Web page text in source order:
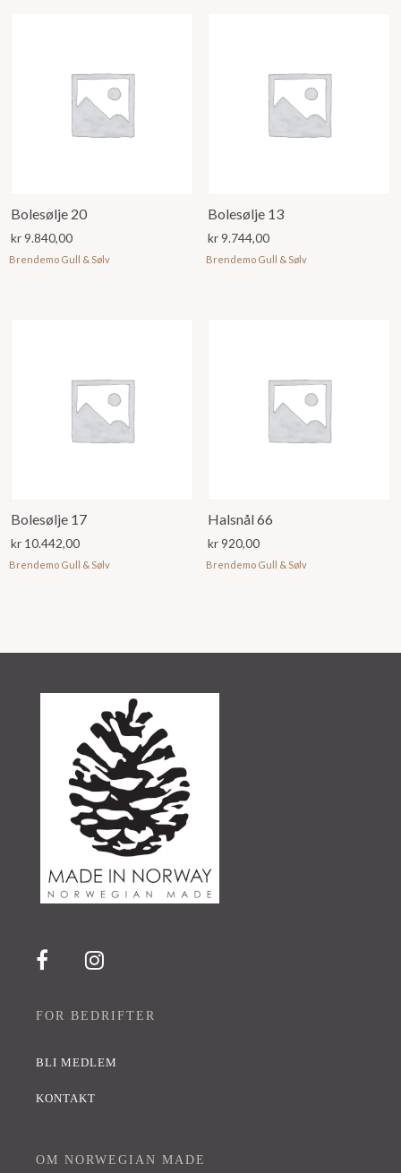
Bolesølje 20
kr9.840,00
Brendemo Gull & Sølv
Bolesølje 13
kr9.744,00
Brendemo Gull & Sølv
Bolesølje 17
kr 10.442,00
Brendemo Gull & Sølv
Halsnål 66
kr920,00
Brendemo Gull & Sølv
FOR BEDRIFTER
BLI MEDLEM
KONTAKT
OM NORWEGIAN MADE